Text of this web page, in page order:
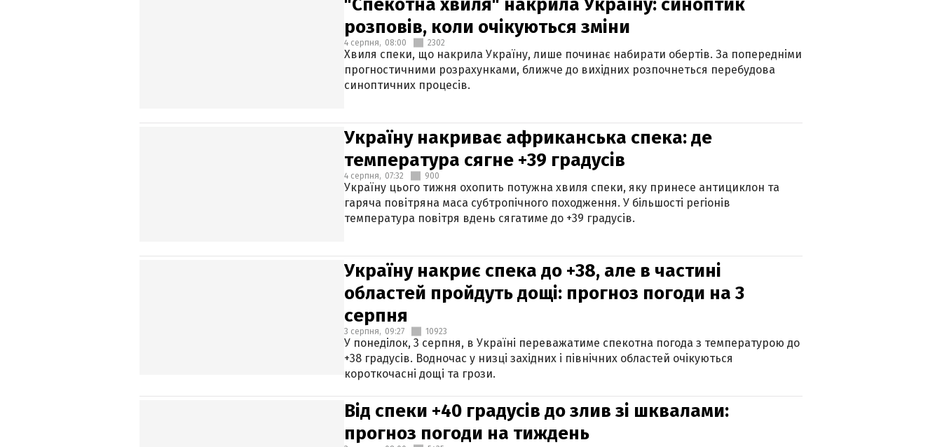
"Спекотна хвиля" накрила Україну: синоптик
розповів, коли очікуються зміни
4 серпня, 08:00 2302
Хвиля спеки, що накрила Україну, лише починає набирати обертів. За попередніми
прогностичними розрахунками, ближче до вихідних розпочнеться перебудова
синоптичних процесів.
Україну накриває африканська спека: де
температура сягне +39 градусів
4 серпня, 07:32 900
Україну цього тижня охопить потужна хвиля спеки, яку принесе антициклон та
гаряча повітряна маса субтропічного походження. У більшості регіонів
температура повітря вдень сягатиме до +39 градусів.
Україну накриє спека до +38, але в частині
областей пройдуть дощі: прогноз погоди на 3
серпня
3 серпня, 09:27 10923
У понеділок, 3 серпня, в Україні переважатиме спекотна погода з температурою до
+38 градусів. Водночас у низці західних і північних областей очікуються
короткочасні дощі та грози.
Від спеки +40 градусів до злив зі шквалами:
прогноз погоди на тиждень